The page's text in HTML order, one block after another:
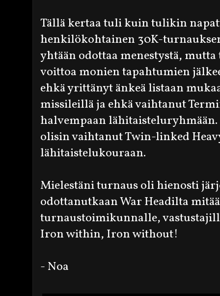
Tällä kertaa tuli kuin tulikin
henkilökohtainen 30K-
yhtään odottaa menestystä,
voittoa monien tapahtumien
ehkä yrittänyt änkeä listaan
missileillä ja ehkä vaihtanut
halvempaan
olisin vaihtanut Twin-linked
lähitaistelukouraan.
Mielestäni turnaus oli hienosti
odottanutkaan War Headilta
turnaustoimikunnalle,
Iron within, Iron without!
- Noa